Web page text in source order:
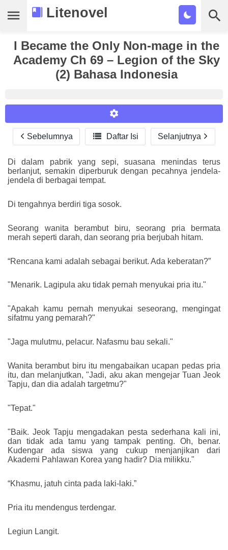
Litenovel
Daftar Novel
Tamat
Bookmark
I Became the Only Non-mage in the
Academy Ch 69 – Legion of the Sky
(2) Bahasa Indonesia
Reader Settings
Font :
Titillium Web
Arial
Times New Roman
A-
16 A+
Sebelumnya  Daftar Isi Selanjutnya
Di dalam pabrik yang sepi, suasana menindas terus
berlanjut, semakin diperburuk dengan pecahnya jendela-
jendela di berbagai tempat.
Di tengahnya berdiri tiga sosok.
Seorang wanita berambut biru, seorang pria bermata
merah seperti darah, dan seorang pria berjubah hitam.
“Rencana kami adalah sebagai berikut. Ada keberatan?”
"Menarik. Lagipula aku tidak pernah menyukai pria itu."
"Apakah kamu pernah menyukai seseorang, mengingat
sifatmu yang pemarah?"
"Jaga mulutmu, pelacur. Nafasmu bau sekali."
Wanita berambut biru itu mengabaikan ucapan pedas pria
itu, dan melanjutkan, "Jadi, aku akan mengejar Tuan Jeok
Tapju, dan dia adalah targetmu?"
"Tepat."
"Baik. Jeok Tapju mengadakan pesta sederhana kali ini,
dan tidak ada tamu yang tampak penting. Oh, benar.
Kudengar ada siswa yang cukup menjanjikan dari
Akademi Pahlawan Korea yang hadir? Dia milikku."
“Khasmu, jatuh cinta pada laki-laki.”
Pria itu mendengus terdengar.
Legiun Langit.